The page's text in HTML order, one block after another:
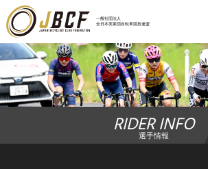
一般社団法人
全日本実業団自転車競技連盟
ニュース
レース日程
ランキング
RIDER INFO
選手情報